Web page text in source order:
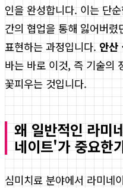
인을 완성합니다. 이는 단
간의 협업을 통해 잃어버
표현하는 과정입니다. 안산
바는 바로 이것, 즉 기술의
꽃피우는 것입니다.
왜 일반적인 라미
네이트'가 중요한
심미치료 분야에서 라미네